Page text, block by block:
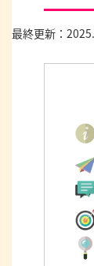
最終更新：